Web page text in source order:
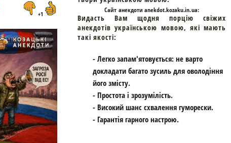
+1 Cайт анекдоти anekdot.kozaku.in.ua:
Видасть Вам щодня порцію свіжих
анекдотів українською мовою, які мають
такі якості:
- Легко запам'ятовується: не варто
докладати багато зусиль для оволодіння
його змісту.
- Простота і зрозумілість.
- Високий шанс схвалення гуморески.
- Гарантія гарного настрою.